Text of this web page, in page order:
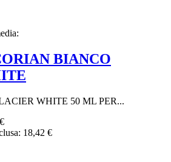
BIANCO
WHITE 50 ML PER...
18,42 €